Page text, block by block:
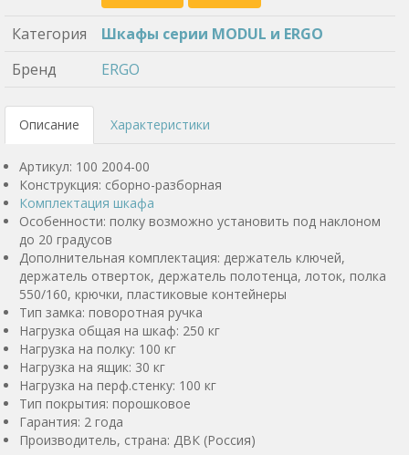
Категория
Шкафы серии MODUL и ERGO
Бренд
ERGO
Описание Характеристики
Артикул: 100 2004-00
Конструкция: сборно-разборная
Комплектация шкафа
Особенности: полку возможно установить под наклоном
до 20 градусов
Дополнительная комплектация: держатель ключей,
держатель отверток, держатель полотенца, лоток, полка
550/160, крючки, пластиковые контейнеры
Тип замка: поворотная ручка
Нагрузка общая на шкаф: 250 кг
Нагрузка на полку: 100 кг
Нагрузка на ящик: 30 кг
Нагрузка на перф.стенку: 100 кг
Тип покрытия: порошковое
Гарантия: 2 года
Производитель, страна: ДВК (Россия)